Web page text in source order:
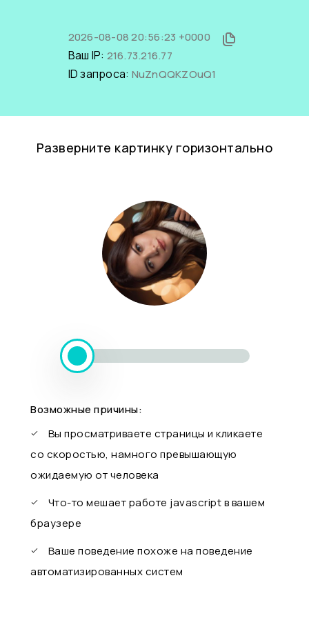
2026-08-08 20:56:23 +0000
Ваш IP: 216.73.216.77
ID запроса: NuZnQQKZOuQ1
Разверните картинку горизонтально
Возможные причины:
Вы просматриваете страницы и кликаете
со скоростью, намного превышающую
ожидаемую от человека
Что-то мешает работе javascript в вашем
браузере
Ваше поведение похоже на поведение
автоматизированных систем